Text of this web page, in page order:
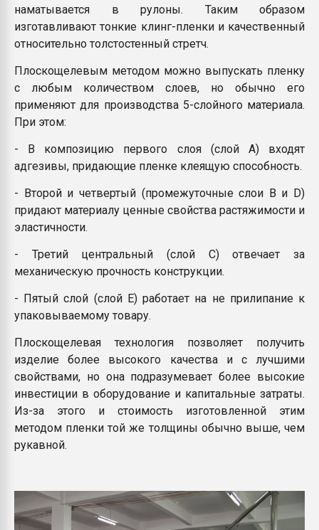
наматывается в рулоны. Таким образом
изготавливают тонкие клинг-пленки и качественный
относительно толстостенный стретч.
Плоскощелевым методом можно выпускать пленку
с любым количеством слоев, но обычно его
применяют для производства 5-слойного материала.
При этом:
- В композицию первого слоя (слой A) входят
адгезивы, придающие пленке клеящую способность.
- Второй и четвертый (промежуточные слои B и D)
придают материалу ценные свойства растяжимости и
эластичности.
- Третий центральный (слой C) отвечает за
механическую прочность конструкции.
- Пятый слой (слой E) работает на не прилипание к
упаковываемому товару.
Плоскощелевая технология позволяет получить
изделие более высокого качества и с лучшими
свойствами, но она подразумевает более высокие
инвестиции в оборудование и капитальные затраты.
Из-за этого и стоимость изготовленной этим
методом пленки той же толщины обычно выше, чем
рукавной.